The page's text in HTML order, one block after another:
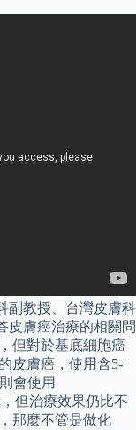
副教授、台灣皮膚科
皮膚癌治療的相關問
但對於基底細胞癌
皮膚癌，使用含5-
會使用
，但治療效果仍比不
那麼不管是做化